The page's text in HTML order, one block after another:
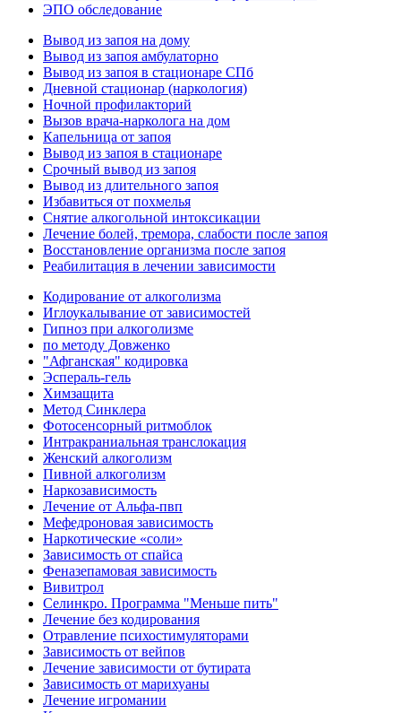
ЭПО обследование
Вывод из запоя на дому
Вывод из запоя амбулаторно
Вывод из запоя в стационаре СПб
Дневной стационар (наркология)
Ночной профилакторий
Вызов врача-нарколога на дом
Капельница от запоя
Вывод из запоя в стационаре
Срочный вывод из запоя
Вывод из длительного запоя
Избавиться от похмелья
Снятие алкогольной интоксикации
Лечение болей, тремора, слабости после запоя
Восстановление организма после запоя
Реабилитация в лечении зависимости
Кодирование от алкоголизма
Иглоукалывание от зависимостей
Гипноз при алкоголизме
по методу Довженко
"Афганская" кодировка
Эспераль-гель
Химзащита
Метод Синклера
Фотосенсорный ритмоблок
Интракраниальная транслокация
Женский алкоголизм
Пивной алкоголизм
Наркозависимость
Лечение от Альфа-пвп
Мефедроновая зависимость
Наркотические «соли»
Зависимость от спайса
Феназепамовая зависимость
Вивитрол
Селинкро. Программа "Меньше пить"
Лечение без кодирования
Отравление психостимуляторами
Зависимость от вейпов
Лечение зависимости от бутирата
Зависимость от марихуаны
Лечение игромании